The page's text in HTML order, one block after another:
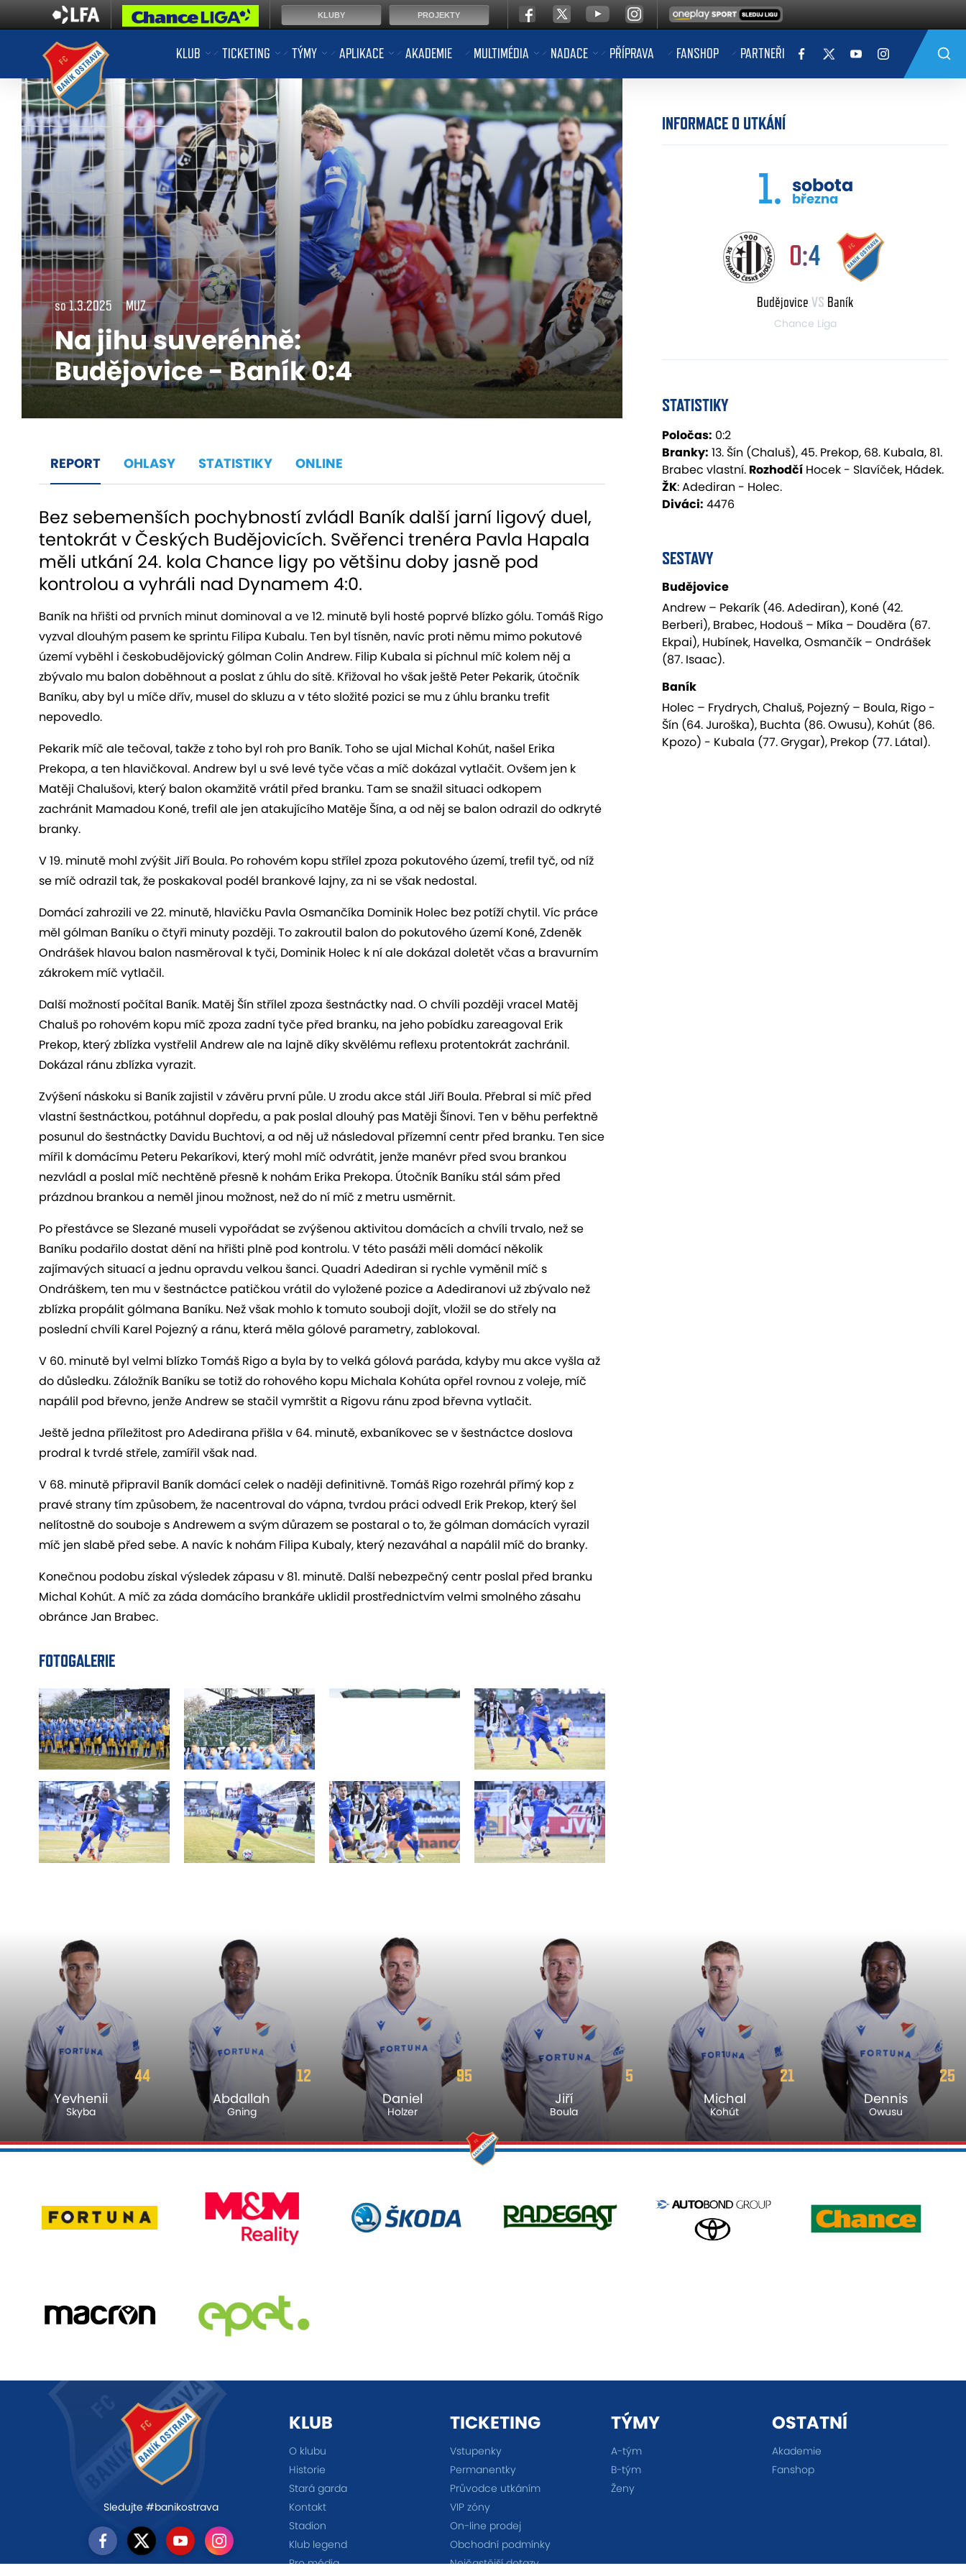
KLUB TICKETING TÝMY APLIKACE AKADEMIE MULTIMÉDIA NADACE PŘÍPRAVA FANSHOP PARTNEŘI
so 1.3.2025 MUZ
Na jihu suverénně:
Budějovice - Baník 0:4
REPORT OHLASY STATISTIKY ONLINE
Bez sebemenších pochybností zvládl Baník další jarní ligový duel,
tentokrát v Českých Budějovicích. Svěřenci trenéra Pavla Hapala
měli utkání 24. kola Chance ligy po většinu doby jasně pod
kontrolou a vyhráli nad Dynamem 4:0.
Baník na hřišti od prvních minut dominoval a ve 12. minutě byli hosté poprvé blízko gólu. Tomáš Rigo
vyzval dlouhým pasem ke sprintu Filipa Kubalu. Ten byl tísněn, navíc proti němu mimo pokutové
území vyběhl i českobudějovický gólman Colin Andrew. Filip Kubala si píchnul míč kolem něj a
zbývalo mu balon doběhnout a poslat z úhlu do sítě. Křižoval ho však ještě Peter Pekarik, útočník
Baníku, aby byl u míče dřív, musel do skluzu a v této složité pozici se mu z úhlu branku trefit
nepovedlo.
Pekarik míč ale tečoval, takže z toho byl roh pro Baník. Toho se ujal Michal Kohút, našel Erika
Prekopa, a ten hlavičkoval. Andrew byl u své levé tyče včas a míč dokázal vytlačit. Ovšem jen k
Matěji Chalušovi, který balon okamžitě vrátil před branku. Tam se snažil situaci odkopem
zachránit Mamadou Koné, trefil ale jen atakujícího Matěje Šína, a od něj se balon odrazil do odkryté
branky.
V 19. minutě mohl zvýšit Jiří Boula. Po rohovém kopu střílel zpoza pokutového území, trefil tyč, od níž
se míč odrazil tak, že poskakoval podél brankové lajny, za ni se však nedostal.
Domácí zahrozili ve 22. minutě, hlavičku Pavla Osmančíka Dominik Holec bez potíží chytil. Víc práce
měl gólman Baníku o čtyři minuty později. To zakroutil balon do pokutového území Koné, Zdeněk
Ondrášek hlavou balon nasměroval k tyči, Dominik Holec k ní ale dokázal doletět včas a bravurním
zákrokem míč vytlačil.
Další možností počítal Baník. Matěj Šín střílel zpoza šestnáctky nad. O chvíli později vracel Matěj
Chaluš po rohovém kopu míč zpoza zadní tyče před branku, na jeho pobídku zareagoval Erik
Prekop, který zblízka vystřelil Andrew ale na lajně díky skvělému reflexu protentokrát zachránil.
Dokázal ránu zblízka vyrazit.
Zvýšení náskoku si Baník zajistil v závěru první půle. U zrodu akce stál Jiří Boula. Přebral si míč před
vlastní šestnáctkou, potáhnul dopředu, a pak poslal dlouhý pas Matěji Šínovi. Ten v běhu perfektně
posunul do šestnáctky Davidu Buchtovi, a od něj už následoval přízemní centr před branku. Ten sice
mířil k domácímu Peteru Pekaríkovi, který mohl míč odvrátit, jenže manévr před svou brankou
nezvládl a poslal míč nechtěně přesně k nohám Erika Prekopa. Útočník Baníku stál sám před
prázdnou brankou a neměl jinou možnost, než do ní míč z metru usměrnit.
Po přestávce se Slezané museli vypořádat se zvýšenou aktivitou domácích a chvíli trvalo, než se
Baníku podařilo dostat dění na hřišti plně pod kontrolu. V této pasáži měli domácí několik
zajímavých situací a jednu opravdu velkou šanci. Quadri Adediran si rychle vyměnil míč s
Ondráškem, ten mu v šestnáctce patičkou vrátil do vyložené pozice a Adediranovi už zbývalo než
zblízka propálit gólmana Baníku. Než však mohlo k tomuto souboji dojít, vložil se do střely na
poslední chvíli Karel Pojezný a ránu, která měla gólové parametry, zablokoval.
V 60. minutě byl velmi blízko Tomáš Rigo a byla by to velká gólová paráda, kdyby mu akce vyšla až
do důsledku. Záložník Baníku se totiž do rohového kopu Michala Kohúta opřel rovnou z voleje, míč
napálil pod břevno, jenže Andrew se stačil vymrštit a Rigovu ránu zpod břevna vytlačit.
Ještě jedna příležitost pro Adedirana přišla v 64. minutě, exbaníkovec se v šestnáctce doslova
prodral k tvrdé střele, zamířil však nad.
V 68. minutě připravil Baník domácí celek o naději definitivně. Tomáš Rigo rozehrál přímý kop z
pravé strany tím způsobem, že nacentroval do vápna, tvrdou práci odvedl Erik Prekop, který šel
nelítostně do souboje s Andrewem a svým důrazem se postaral o to, že gólman domácích vyrazil
míč jen slabě před sebe. A navíc k nohám Filipa Kubaly, který nezaváhal a napálil míč do branky.
Konečnou podobu získal výsledek zápasu v 81. minutě. Další nebezpečný centr poslal před branku
Michal Kohút. A míč za záda domácího brankáře uklidil prostřednictvím velmi smolného zásahu
obránce Jan Brabec.
FOTOGALERIE
INFORMACE O UTKÁNÍ
1. sobota
března
0:4
Budějovice VS Baník
Chance Liga
STATISTIKY
Poločas: 0:2
Branky: 13. Šín (Chaluš), 45. Prekop, 68. Kubala, 81.
Brabec vlastní. Rozhodčí Hocek - Slavíček, Hádek.
ŽK: Adediran - Holec.
Diváci: 4476
SESTAVY
Budějovice
Andrew – Pekarík (46. Adediran), Koné (42.
Berberi), Brabec, Hodouš – Míka – Douděra (67.
Ekpai), Hubínek, Havelka, Osmančík – Ondrášek
(87. Isaac).
Baník
Holec – Frydrych, Chaluš, Pojezný – Boula, Rigo -
Šín (64. Juroška), Buchta (86. Owusu), Kohút (86.
Kpozo) - Kubala (77. Grygar), Prekop (77. Látal).
44
Yevhenii
Skyba
12
Abdallah
Gning
95
Daniel
Holzer
5
Jiří
Boula
21
Michal
Kohút
25
Dennis
Owusu
Sledujte #banikostrava
KLUB
O klubu
Historie
Stará garda
Kontakt
Stadion
Klub legend
Pro média
TICKETING
Vstupenky
Permanentky
Průvodce utkáním
VIP zóny
On-line prodej
Obchodní podmínky
Nejčastější dotazy
TÝMY
A-tým
B-tým
Ženy
OSTATNÍ
Akademie
Fanshop
KLUBY PROJEKTY